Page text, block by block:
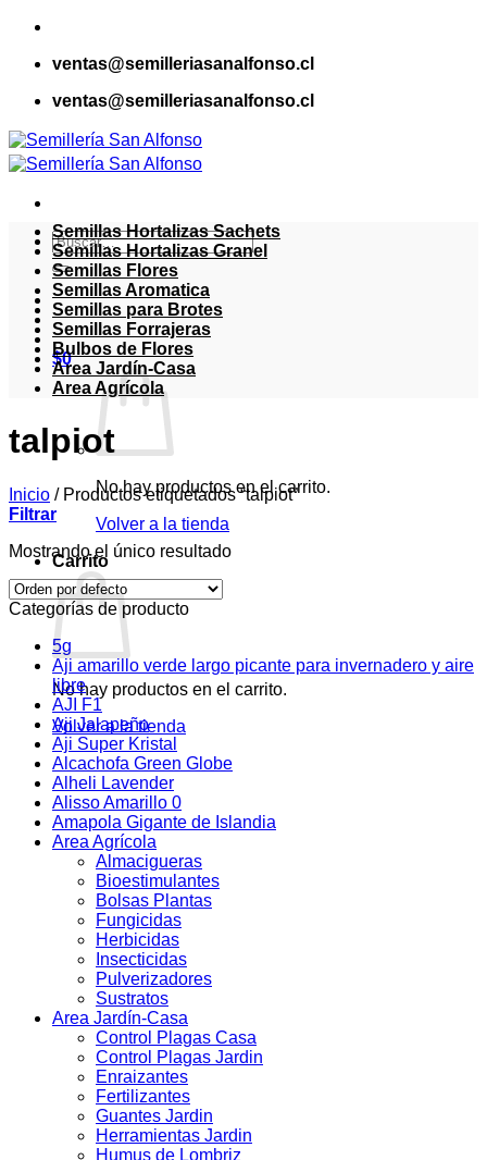
Saltar
contenidoventas@semilleriasanalfonso.cl
ventas@semilleriasanalfonso.cl
Buscar
por:
$0
No hay productos en el carrito.
Volver a la tienda
Carrito
No hay productos en el carrito.
Volver a la tienda
Semillas Hortalizas Sachets
Semillas Hortalizas Granel
Semillas Flores
Semillas Aromatica
Semillas para Brotes
Semillas Forrajeras
Bulbos de Flores
Area Jardín-Casa
Area Agrícola
talpiot
Inicio /Productos etiquetados “talpiot”
Filtrar
Mostrando el único resultado
Categorías de producto
5g
Aji amarillo verde largo picante para invernadero y aire
libre
AJI F1
Aji Jalapeño
Aji Super Kristal
Alcachofa Green Globe
Alheli Lavender
Alisso Amarillo 0
Amapola Gigante de Islandia
Area Agrícola
Almacigueras
Bioestimulantes
Bolsas Plantas
Fungicidas
Herbicidas
Insecticidas
Pulverizadores
Sustratos
Area Jardín-Casa
Control Plagas Casa
Control Plagas Jardin
Enraizantes
Fertilizantes
Guantes Jardin
Herramientas Jardin
Humus de Lombriz